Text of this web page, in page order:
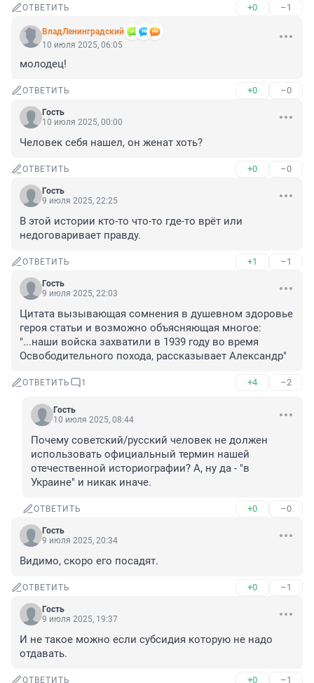
ОТВЕТИТЬ +0 –1
ВладЛенинградский
10 июля 2025, 06:05
молодец!
ОТВЕТИТЬ +0 –0
Гость
10 июля 2025, 00:00
Человек себя нашел, он женат хоть?
ОТВЕТИТЬ +0 –0
Гость
9 июля 2025, 22:25
В этой истории кто-то что-то где-то врёт или
недоговаривает правду.
ОТВЕТИТЬ +1 –1
Гость
9 июля 2025, 22:03
Цитата вызывающая сомнения в душевном здоровье
героя статьи и возможно объясняющая многое:
"...наши войска захватили в 1939 году во время
Освободительного похода, рассказывает Александр"
ОТВЕТИТЬ 1 +4 –2
Гость
10 июля 2025, 08:44
Почему советский/русский человек не должен
использовать официальный термин нашей
отечественной историографии? А, ну да - "в
Украине" и никак иначе.
ОТВЕТИТЬ +0 –0
Гость
9 июля 2025, 20:34
Видимо, скоро его посадят.
ОТВЕТИТЬ +0 –1
Гость
9 июля 2025, 19:37
И не такое можно если субсидия которую не надо
отдавать.
ОТВЕТИТЬ +0 –1